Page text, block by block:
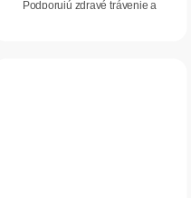
Podporujú zdravé trávenie a